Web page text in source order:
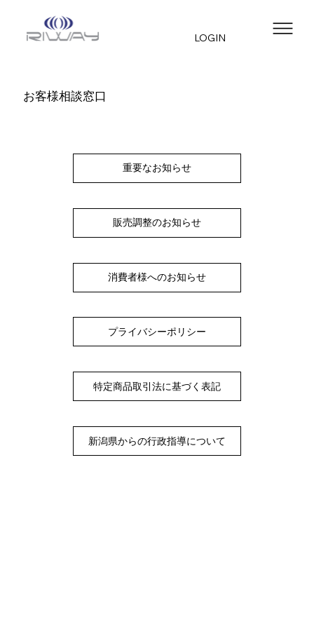
LOGIN
お客様相談窓口
重要なお知らせ
販売調整のお知らせ
消費者様へのお知らせ
プライバシーポリシー
特定商品取引法に基づく表記
新潟県からの行政指導について